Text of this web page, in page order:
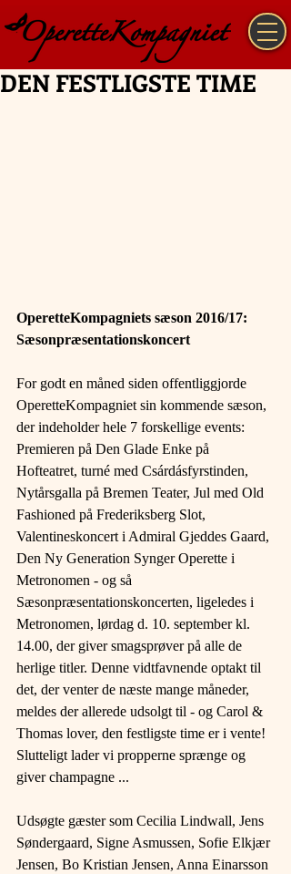
DEN FESTLIGSTE TIME
OperetteKompagniets sæson 2016/17:
Sæsonpræsentationskoncert
For godt en måned siden offentliggjorde
OperetteKompagniet sin kommende sæson,
der indeholder hele 7 forskellige events:
Premieren på Den Glade Enke på
Hofteatret, turné med Csárdásfyrstinden,
Nytårsgalla på Bremen Teater, Jul med Old
Fashioned på Frederiksberg Slot,
Valentineskoncert i Admiral Gjeddes Gaard,
Den Ny Generation Synger Operette i
Metronomen - og så
Sæsonpræsentationskoncerten, ligeledes i
Metronomen, lørdag d. 10. september kl.
14.00, der giver smagsprøver på alle de
herlige titler. Denne vidtfavnende optakt til
det, der venter de næste mange måneder,
meldes der allerede udsolgt til - og Carol &
Thomas lover, den festligste time er i vente!
Slutteligt lader vi propperne sprænge og
giver champagne ...
Udsøgte gæster som Cecilia Lindwall, Jens
Søndergaard, Signe Asmussen, Sofie Elkjær
Jensen, Bo Kristian Jensen, Anna Einarsson